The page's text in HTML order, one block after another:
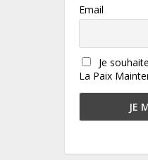
Email
Je
La Paix